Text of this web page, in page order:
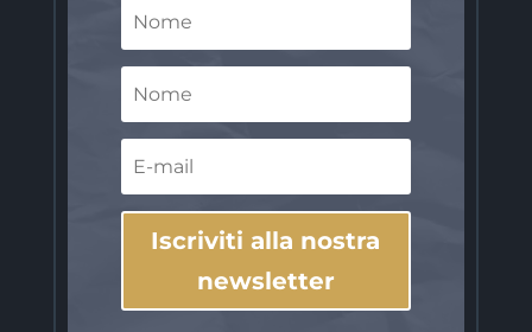
Iscriviti alla nostra
newsletter